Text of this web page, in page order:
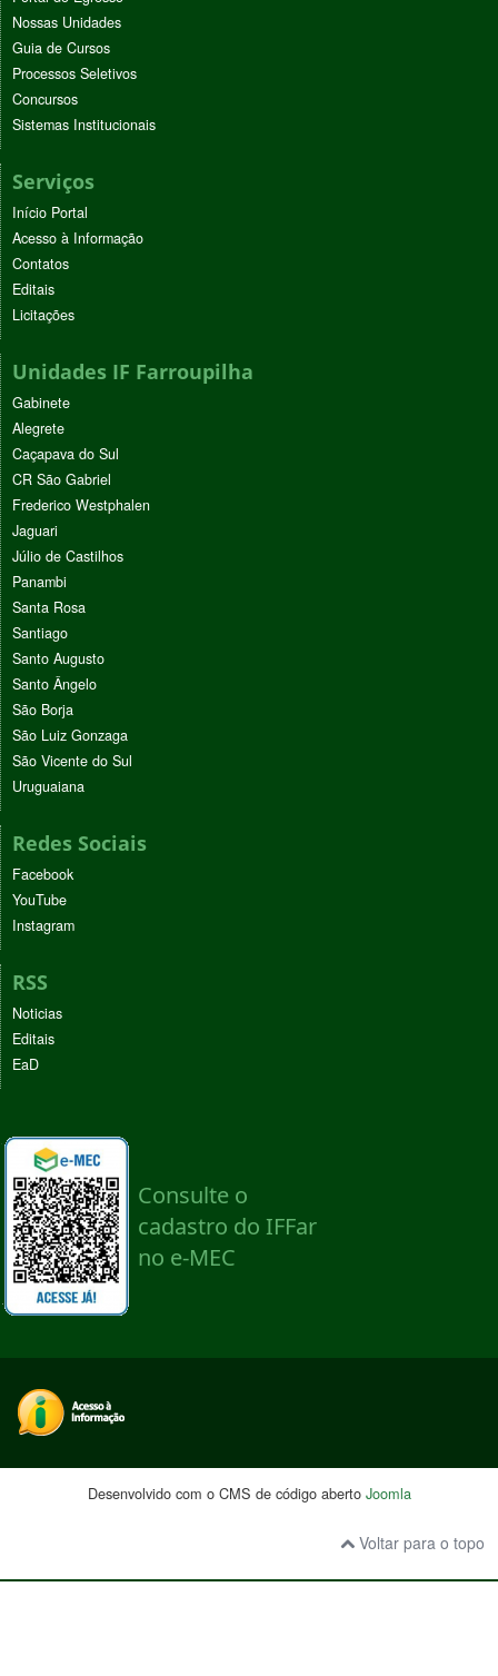
Nossas Unidades
Guia de Cursos
Processos Seletivos
Concursos
Sistemas Institucionais
Serviços
Início Portal
Acesso à Informação
Contatos
Editais
Licitações
Unidades IF Farroupilha
Gabinete
Alegrete
Caçapava do Sul
CR São Gabriel
Frederico Westphalen
Jaguari
Júlio de Castilhos
Panambi
Santa Rosa
Santiago
Santo Augusto
Santo Ângelo
São Borja
São Luiz Gonzaga
São Vicente do Sul
Uruguaiana
Redes Sociais
Facebook
YouTube
Instagram
RSS
Noticias
Editais
EaD
Desenvolvido com o CMS de código aberto Joomla
Voltar para o topo